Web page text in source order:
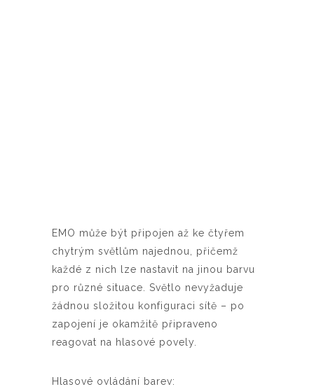
EMO může být připojen až ke čtyřem
chytrým světlům najednou, přičemž
každé z nich lze nastavit na jinou barvu
pro různé situace. Světlo nevyžaduje
žádnou složitou konfiguraci sítě – po
zapojení je okamžitě připraveno
reagovat na hlasové povely.
Hlasové ovládání barev: